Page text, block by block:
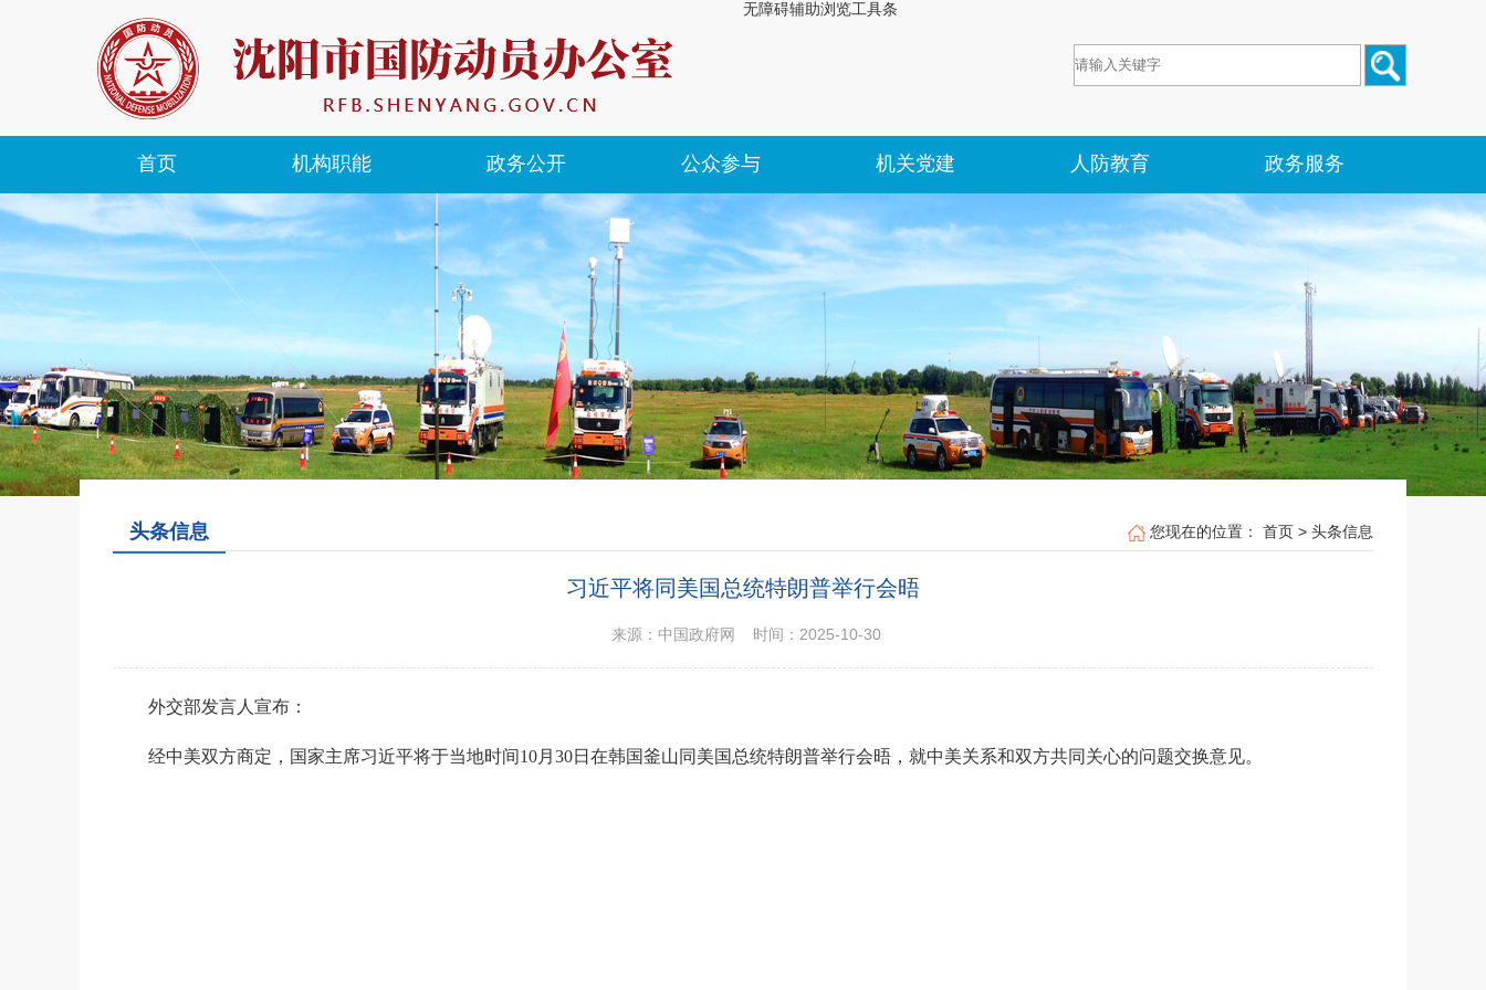
无障碍辅助浏览工具条
首页 机构职能 政务公开 公众参与 机关党建 人防教育 政务服务
头条信息 您现在的位置： 首页 > 头条信息
习近平将同美国总统特朗普举行会晤
来源：中国政府网 时间：2025-10-30
外交部发言人宣布：
经中美双方商定，国家主席习近平将于当地时间10月30日在韩国釜山同美国总统特朗普举行会晤，就中美关系和双方共同关心的问题交换意见。